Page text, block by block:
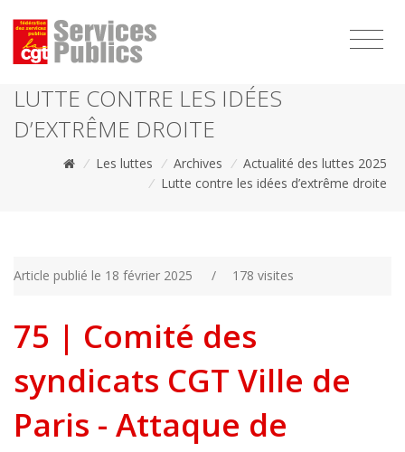
LUTTE CONTRE LES IDÉES
D’EXTRÊME DROITE
/ Les luttes / Archives / Actualité des luttes 2025
/ Lutte contre les idées d’extrême droite
Article publié le 18 février 2025 / 178 visites
75 | Comité des
syndicats CGT Ville de
Paris - Attaque de